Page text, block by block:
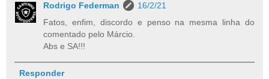
Rodrigo Federman
16/2/21
Fatos, enfim, discordo e penso na mesma linha do
comentado pelo Márcio.
Abs e SA!!!
Responder